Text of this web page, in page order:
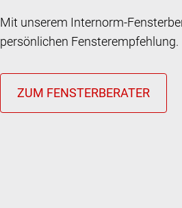
Mit unserem Internorm-
persönlichen Fensterempfehlung.